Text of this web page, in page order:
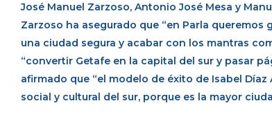
José Manuel Zarzoso, Antonio José Mesa y
Zarzoso ha asegurado que “en Parla
una ciudad segura y acabar con los mantras
“convertir Getafe en la capital del sur y pasar
afirmado que “el modelo de éxito de Isabel
social y cultural del sur, porque es la mayor